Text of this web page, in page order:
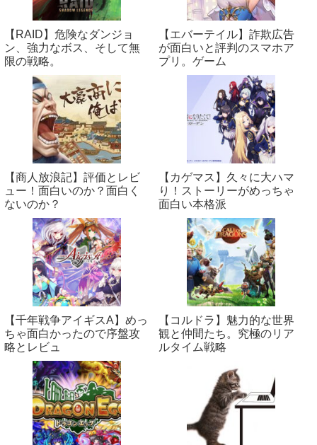
【RAID】危険なダンジョ
ン、強力なボス、そして無
限の戦略。
【エバーテイル】詐欺広告
が面白いと評判のスマホア
プリ。ゲーム
【商人放浪‪記】評価とレビ
ュー！面白いのか？面白く
ないのか？
【カゲマス】久々に大ハマ
り！ストーリーがめっちゃ
面白い本格派
【千年戦争アイギスA】めっ
ちゃ面白かったので序盤攻
略とレビュ
【コルドラ】魅力的な世界
観と仲間たち。究極のリア
ルタイム戦略